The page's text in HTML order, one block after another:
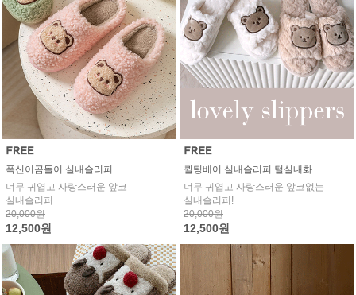
폭신이곰돌이 실내슬리퍼
너무 귀엽고 사랑스러운 앞코
실내슬리퍼
20,000원
12,500원
퀼팅베어 실내슬리퍼 털실내화
너무 귀엽고 사랑스러운 앞코없는
실내슬리퍼!
20,000원
12,500원